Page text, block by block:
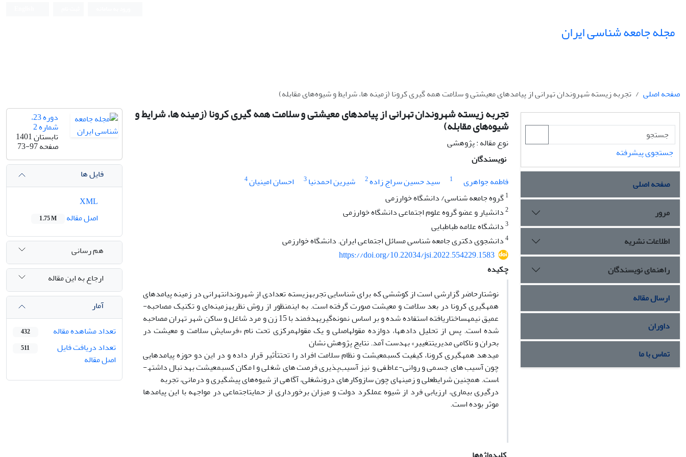
مجله جامعه شناسی ایران
صفحه اصلی تجربه زیسته شهروندان تهرانی از پیامدهای معیشتی و سلامت همه گیری کرونا (زمینه ها، شرایط و شیوه‌های مقابله)
تجربه زیسته شهروندان تهرانی از پیامدهای معیشتی و سلامت همه گیری کرونا (زمینه ها، شرایط و
شیوه‌های مقابله)
نوع مقاله : پژوهشی
نویسندگان
فاطمه جواهری
1 سید حسین سراج زاده2 شیرین احمدنیا3 احسان امینیان4
1گروه جامعه شناسی/ دانشگاه خوارزمی
2دانشیار و عضو گروه علوم اجتماعی دانشگاه خوارزمی
3دانشگاه علامه طباطبایی
4دانشجوی دکتری جامعه شناسی مسائل اجتماعی ایران. دانشگاه خوارزمی
https://doi.org/10.22034/jsi.2022.554229.1583
چکیده
نوشتارحاضر گزارشی است از کوششی که برای شناسایی تجربه­زیسته تعدادی از شهروندان­تهرانی در زمینه پیامدهای
همه­گیری کرونا در بعد سلامت و معیشت صورت گرفته است. به این­منظور از روش نظریه­زمینه‌ای و تکنیک مصاحبه­
عمیق­­ نیمه­ساختاریافته استفاده شده و بر اساس نمونه‌گیری­هدفمند با 15 زن و مرد شاغل و ساکن شهر تهران مصاحبه
شده است. پس از تحلیل داده­ها، دوازده مقوله­اصلی و یک مقوله­مرکزی تحت نام «فرسایش سلامت و معیشت در
بحران و ناکامی مدیریت­تغییر» به­دست آمد. نتایج پژوهش نشان
می­دهد همه­گیری کرونا، کیفیت کسب­معیشت و نظام سلامت افراد را تحت­تأثیر قرار داده و در این دو حوزه پیامدهایی
چون آسیب‌های جسمی و روانی-عاطفی و نیز آسیب‌پذیری فرصت‌های شغلی و امکان کسب­معیشت به­دنبال داشته­
است. همچنین شرایط­علی و زمینه­ای چون سازوکارهای درون­شغلی، آگاهی از شیوه‌های پیشگیری و درمانی، تجربه
درگیری ­بیماری، ارزیابی فرد از شیوه عملکرد دولت و میزان برخورداری از حمایت­اجتماعی در مواجهه با این پیامدها
موثر بوده ­است.
دوره 23،
شماره 2
تابستان 1401
صفحه73-97
فایل ها
اصل مقاله
1.75 M
هم رسانی
ارجاع به این مقاله
آمار
تعداد مشاهده مقاله
432
تعداد دریافت فایل
اصل مقاله
511
جستجوی پیشرفته
صفحه اصلی
مرور
اطلاعات نشریه
راهنمای نویسندگان
ارسال مقاله
داوران
تماس با ما